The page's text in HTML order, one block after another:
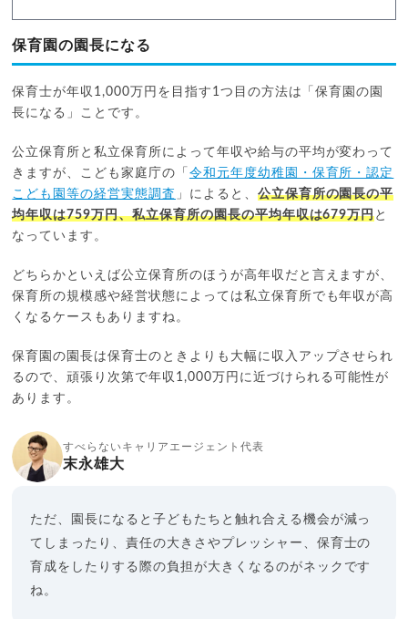
保育園の園長になる
保育士が年収1,000万円を目指す1つ目の方法は「保育園の園
長になる」ことです。
公立保育所と私立保育所によって年収や給与の平均が変わって
きますが、こども家庭庁の「 令和元年度幼稚園・保育所・認定
こども園等の経営実態調査 」によると、 公立保育所の園長の平
均年収は759万円、私立保育所の園長の平均年収は679万円と
なっています。
どちらかといえば公立保育所のほうが高年収だと言えますが、
保育所の規模感や経営状態によっては私立保育所でも年収が高
くなるケースもありますね。
保育園の園長は保育士のときよりも大幅に収入アップさせられ
るので、頑張り次第で年収1,000万円に近づけられる可能性が
あります。
すべらないキャリアエージェント代表
末永雄大
ただ、園長になると子どもたちと触れ合える機会が減っ
てしまったり、責任の大きさやプレッシャー、保育士の
育成をしたりする際の負担が大きくなるのがネックです
ね。